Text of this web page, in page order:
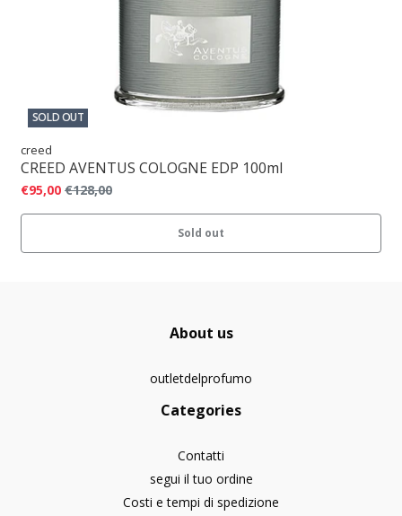
SOLD OUT
creed
CREED AVENTUS COLOGNE EDP 100ml
€95,00 €128,00
Sold out
About us
outletdelprofumo
Categories
Contatti
segui il tuo ordine
Costi e tempi di spedizione